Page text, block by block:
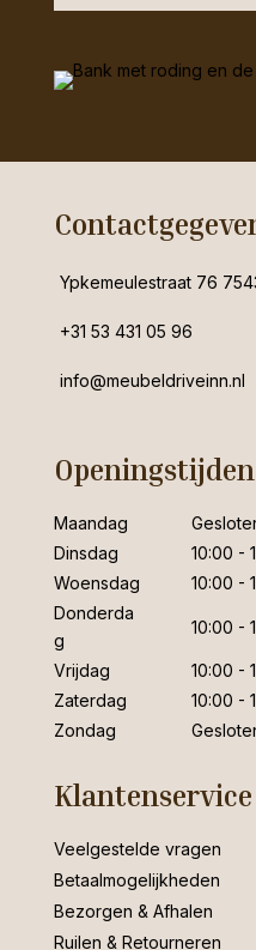
Ypkemeulestraat 76
+31 53 431 05 96
info@meubeldriveinn.nl
Openingstijden
Maandag
Dinsdag
10:00 -
Woensdag
10:00 -
Donderda
g
10:00 -
Vrijdag
10:00 -
Zaterdag
10:00 -
Zondag
Klantenservice
Veelgestelde vragen
Betaalmogelijkheden
Bezorgen & Afhalen
Ruilen & Retourneren